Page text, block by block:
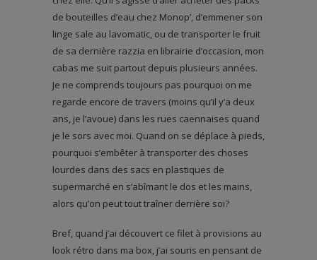
de bouteilles d’eau chez Monop’, d’emmener son
linge sale au lavomatic, ou de transporter le fruit
de sa dernière razzia en librairie d’occasion, mon
cabas me suit partout depuis plusieurs années.
Je ne comprends toujours pas pourquoi on me
regarde encore de travers (moins qu’il y’a deux
ans, je l’avoue) dans les rues caennaises quand
je le sors avec moi. Quand on se déplace à pieds,
pourquoi s’embêter à transporter des choses
lourdes dans des sacs en plastiques de
supermarché en s’abîmant le dos et les mains,
alors qu’on peut tout traîner derrière soi?
Bref, quand j’ai découvert ce filet à provisions au
look rétro dans ma box, j’ai souris en pensant de